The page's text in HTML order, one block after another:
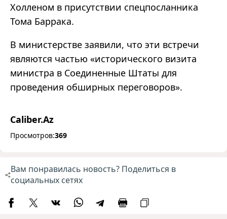
Холленом в присутствии спецпосланника
Тома Баррака.
В министерстве заявили, что эти встречи
являются частью «исторического визита
министра в Соединенные Штаты для
проведения обширных переговоров».
Caliber.Az
Просмотров:369
Вам понравилась новость? Поделиться в
социальных сетях